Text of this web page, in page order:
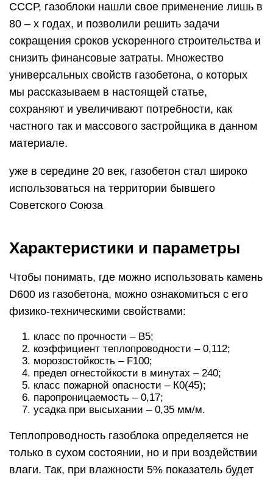
СССР, газоблоки нашли свое применение лишь в
80 – х годах, и позволили решить задачи
сокращения сроков ускоренного строительства и
снизить финансовые затраты. Множество
универсальных свойств газобетона, о которых
мы рассказываем в настоящей статье,
сохраняют и увеличивают потребности, как
частного так и массового застройщика в данном
материале.
уже в середине 20 век, газобетон стал широко
использоваться на территории бывшего
Советского Союза
Характеристики и параметры
Чтобы понимать, где можно использовать камень
D600 из газобетона, можно ознакомиться с его
физико-техническими свойствами:
класс по прочности – B5;
коэффициент теплопроводности – 0,112;
морозостойкость – F100;
предел огнестойкости в минутах – 240;
класс пожарной опасности – К0(45);
паропроницаемость – 0,17;
усадка при высыхании – 0,35 мм/м.
Теплопроводность газоблока определяется не
только в сухом состоянии, но и при воздействии
влаги. Так, при влажности 5% показатель будет